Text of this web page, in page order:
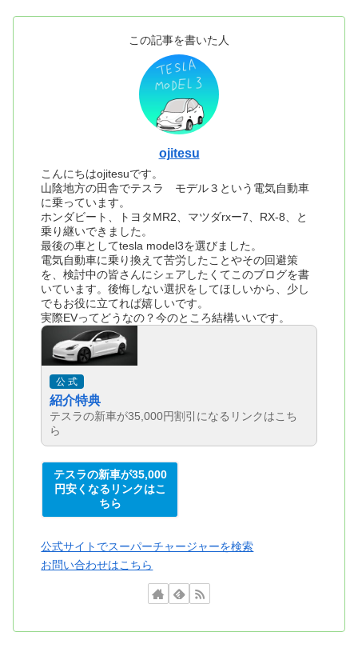
この記事を書いた人
ojitesu
こんにちはojitesuです。
山陰地方の田舎でテスラ モデル３という電気自動車
に乗っています。
ホンダビート、トヨタMR2、マツダrxー7、RX-8、と
乗り継いできました。
最後の車としてtesla model3を選びました。
電気自動車に乗り換えて苦労したことやその回避策
を、検討中の皆さんにシェアしたくてこのブログを書
いています。後悔しない選択をしてほしいから、少し
でもお役に立てれば嬉しいです。
実際EVってどうなの？今のところ結構いいです。
公 式
紹介特典
テスラの新車が35,000円割引になるリンクはこち
ら
テスラの新車が35,000
円安くなるリンクはこ
ちら
公式サイトでスーパーチャージャーを検索
お問い合わせはこちら